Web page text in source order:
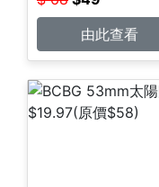
由此查看